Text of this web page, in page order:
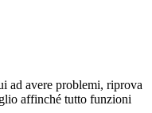
ad avere problemi, riprova
affinché tutto funzioni